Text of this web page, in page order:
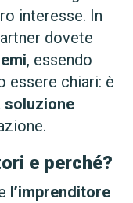
interesse. In
dovete
, essendo
essere chiari: è
soluzione
e perché?
l’imprenditore